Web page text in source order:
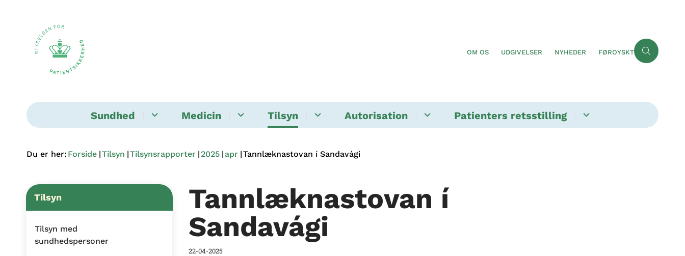
OM OS UDGIVELSER NYHEDER FØROYSKT
Sundhed Medicin Tilsyn Autorisation Patienters retsstilling
Du er her: Forside Tilsyn Tilsynsrapporter 2025 apr Tannlæknastovan í Sandavági
Tilsyn
Tilsyn med
sundhedspersoner
Tannlæknastovan í
Sandavági
22-04-2025